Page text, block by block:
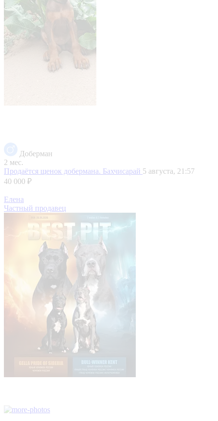
Доберман
2 мес.
Продаётся щенок добермана. Бахчисарай 5 августа, 21:57
40 000 ₽
Елена
Частный продавец